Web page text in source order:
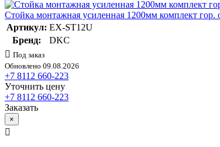
Стойка монтажная усиленная 1200мм комплект
Артикул: EX-ST12U
Бренд:
DKC
Под заказ
Обновлено 09.08.2026
+7 8112 660-223
Уточнить цену
+7 8112 660-223
Заказать
×